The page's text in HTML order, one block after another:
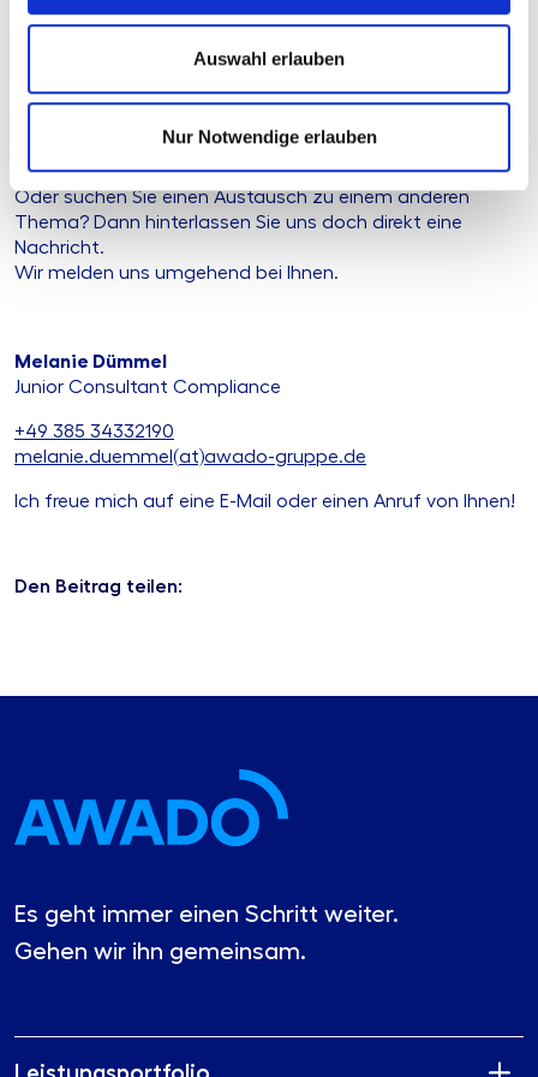
Auswahl erlauben
Nur Notwendige erlauben
Gespräch. Nehmen Sie einfach Kontakt zu uns auf – wir
nehmen uns gerne Zeit für Ihr Anliegen.
Oder suchen Sie einen Austausch zu einem anderen
Thema? Dann hinterlassen Sie uns doch direkt eine
Nachricht.
Wir melden uns umgehend bei Ihnen.
Melanie Dümmel
Junior Consultant Compliance
+49 385 34332190
melanie.duemmel(at)awado-gruppe.de
Ich freue mich auf eine E-Mail oder einen Anruf von Ihnen!
Den Beitrag teilen:
Es geht immer einen Schritt weiter.
Gehen wir ihn gemeinsam.